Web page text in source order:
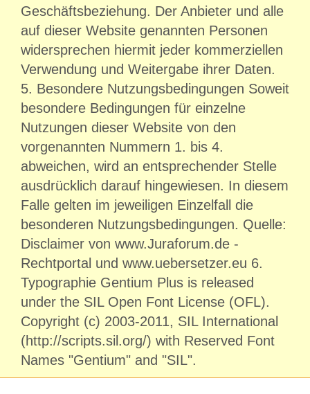
Geschäftsbeziehung. Der Anbieter und alle
auf dieser Website genannten Personen
widersprechen hiermit jeder kommerziellen
Verwendung und Weitergabe ihrer Daten.
5. Besondere Nutzungsbedingungen Soweit
besondere Bedingungen für einzelne
Nutzungen dieser Website von den
vorgenannten Nummern 1. bis 4.
abweichen, wird an entsprechender Stelle
ausdrücklich darauf hingewiesen. In diesem
Falle gelten im jeweiligen Einzelfall die
besonderen Nutzungsbedingungen. Quelle:
Disclaimer von www.Juraforum.de -
Rechtportal und www.uebersetzer.eu 6.
Typographie Gentium Plus is released
under the SIL Open Font License (OFL).
Copyright (c) 2003-2011, SIL International
(http://scripts.sil.org/) with Reserved Font
Names "Gentium" and "SIL".